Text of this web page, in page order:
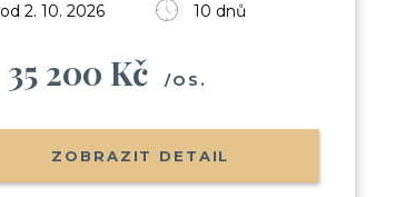
od 2. 10. 2026
10 dnů
35 200 Kč /OS.
ZOBRAZIT DETAIL